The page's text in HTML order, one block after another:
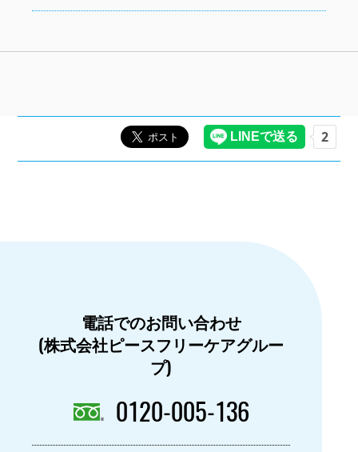
電話でのお問い合わせ
(株式会社ピースフリーケアグルー
プ)
0120-005-136